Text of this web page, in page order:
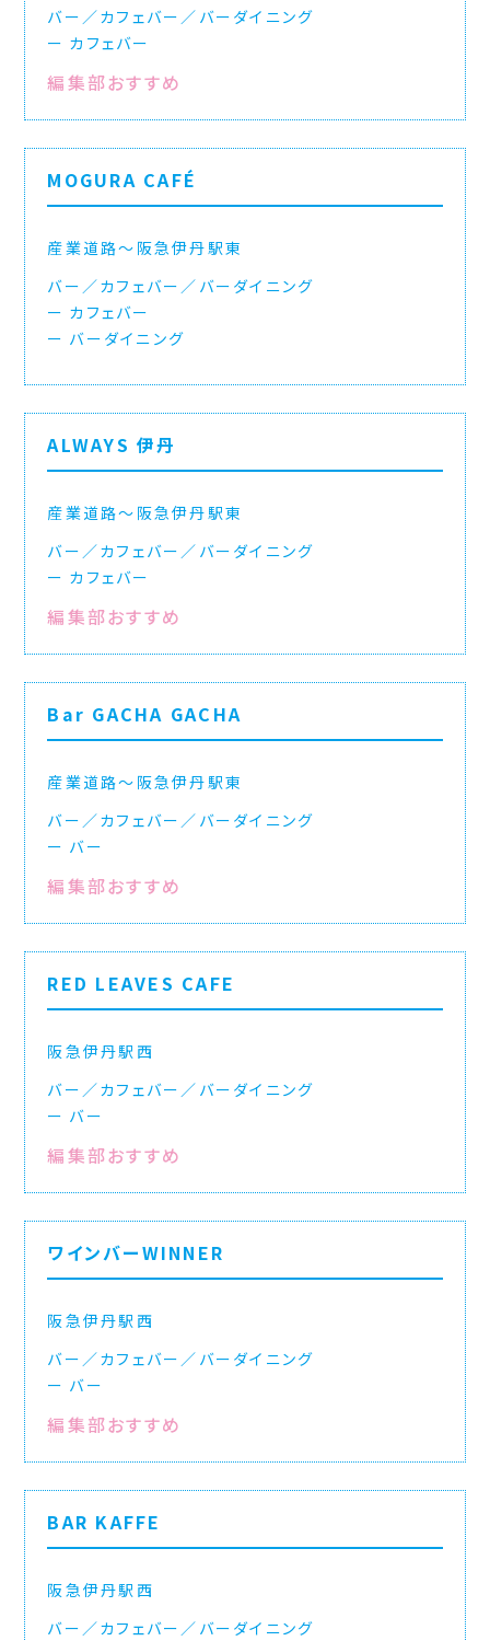
バー／カフェバー／バーダイニング
カフェバー
編集部おすすめ
MOGURA CAFÉ
産業道路〜阪急伊丹駅東
バー／カフェバー／バーダイニング
カフェバー
バーダイニング
ALWAYS 伊丹
産業道路〜阪急伊丹駅東
バー／カフェバー／バーダイニング
カフェバー
編集部おすすめ
Bar GACHA GACHA
産業道路〜阪急伊丹駅東
バー／カフェバー／バーダイニング
バー
編集部おすすめ
RED LEAVES CAFE
阪急伊丹駅西
バー／カフェバー／バーダイニング
バー
編集部おすすめ
ワインバーWINNER
阪急伊丹駅西
バー／カフェバー／バーダイニング
バー
編集部おすすめ
BAR KAFFE
阪急伊丹駅西
バー／カフェバー／バーダイニング